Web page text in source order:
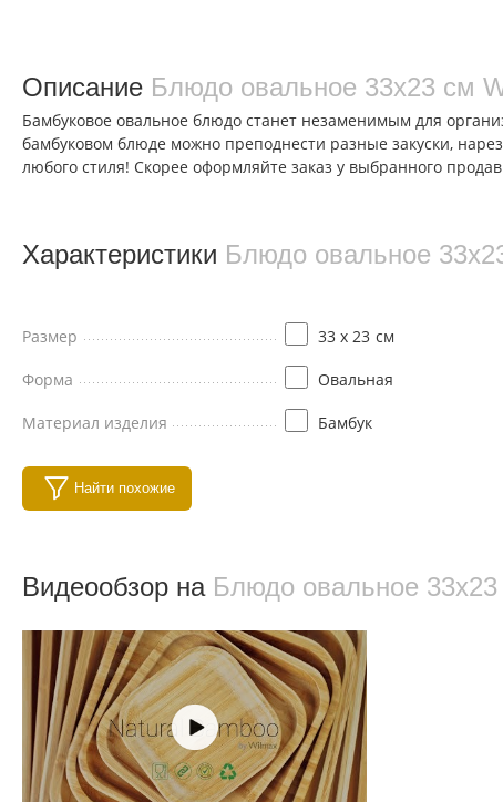
Описание Блюдо овальное 33x23 см
Бамбуковое овальное блюдо станет незаменимым для
бамбуковом блюде можно преподнести разные закуски,
любого стиля! Скорее оформляйте заказ у выбранного
Характеристики Блюдо овальное
Размер 33 x 23 см
Форма Овальная
Материал изделия Бамбук
Найти похожие
Видеообзор на Блюдо овальное